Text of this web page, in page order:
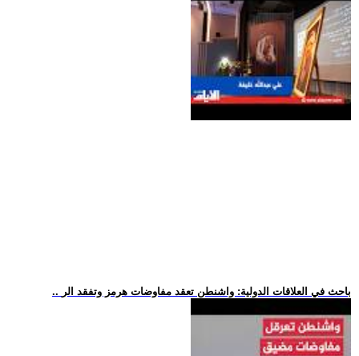
.. باحث في العلاقات الدولية: واشنطن تعقد مفاوضات هرمز وتفقد الر